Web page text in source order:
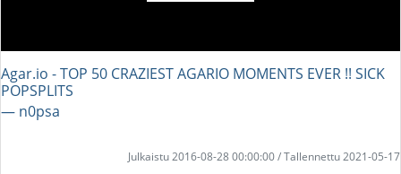
Agar.io - TOP 50 CRAZIEST AGARIO MOMENTS EVER !! SICK
POPSPLITS
― n0psa
Julkaistu 2016-08-28 00:00:00 / Tallennettu 2021-05-17